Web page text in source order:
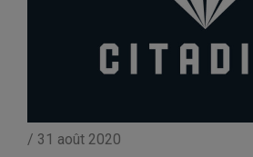
/ 31 août 2020